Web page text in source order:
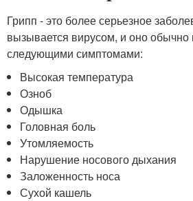
Грипп - это более серьезное
вызывается вирусом, и оно обычно
следующими симптомами:
Высокая температура
Озноб
Одышка
Головная боль
Утомляемость
Нарушение носового дыхания
Заложенность носа
Сухой кашель